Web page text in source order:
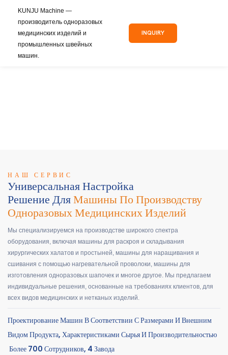
KUNJU Machine —
производитель одноразовых
медицинских изделий и
промышленных швейных
машин.
INQUIRY
НАШ СЕРВИС
Универсальная Настройка
Решение ДляМашины По Производству
Одноразовых Медицинских Изделий
Мы специализируемся на производстве широкого спектра
оборудования, включая машины для раскроя и складывания
хирургических халатов и простыней, машины для наращивания и
сшивания с помощью нагревательной проволоки, машины для
изготовления одноразовых шапочек и многое другое. Мы предлагаем
индивидуальные решения, основанные на требованиях клиентов, для
всех видов медицинских и нетканых изделий.
Проектирование Машин В Соответствии С Размерами И Внешним
Видом Продукта, Характеристиками Сырья И Производительностью
Более 700 Сотрудников, 4 Завода